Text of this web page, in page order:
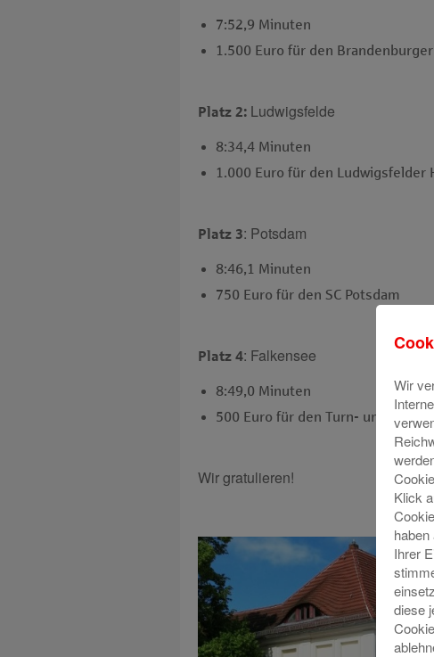
7:52,9 Minuten
1.500 Euro für den Brandenburger
Platz 2: Ludwigsfelde
8:34,4 Minuten
1.000 Euro für den Ludwigsfelder
Platz 3: Potsdam
8:46,1 Minuten
750 Euro für den SC Potsdam
Platz 4: Falkensee
8:49,0 Minuten
500 Euro für den Turn- und
Wir gratulieren!
Wir
Klick
Ihrer
diese